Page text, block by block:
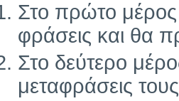
Στο πρώτο μέρος
φράσεις και θα
Στο δεύτερο
μεταφράσεις